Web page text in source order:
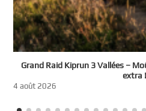
Grand Raid Kiprun 3 Vallées –
extra !
4 août 2026